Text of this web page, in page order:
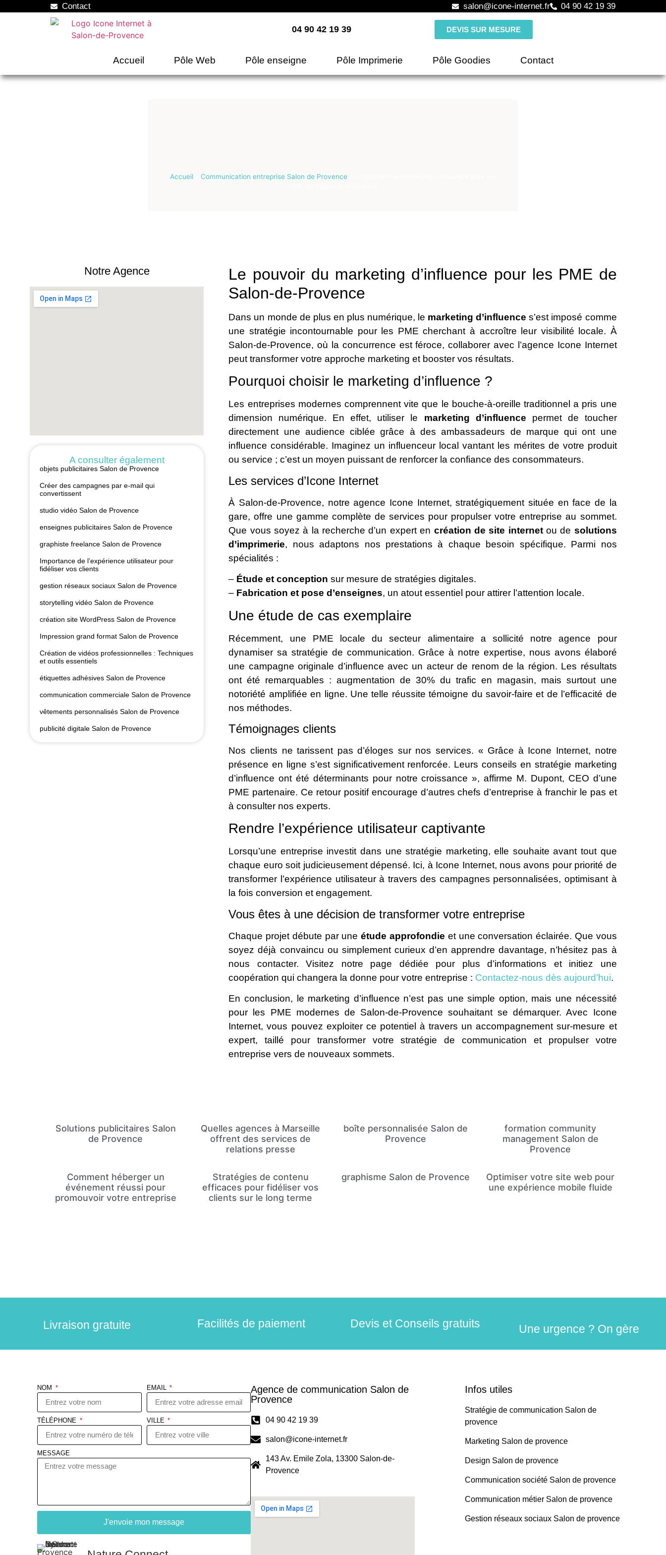
Contact salon@icone-internet.fr 04 90 42 19 39
04 90 42 19 39 DEVIS SUR MESURE
Accueil Pôle Web Pôle enseigne Pôle Imprimerie Pôle Goodies Contact
Accueil Communication entreprise Salon de Provence
Notre Agence
A consulter également
objets publicitaires Salon de Provence
Créer des campagnes par e-mail qui
convertissent
studio vidéo Salon de Provence
enseignes publicitaires Salon de Provence
graphiste freelance Salon de Provence
Importance de l’expérience utilisateur pour
fidéliser vos clients
gestion réseaux sociaux Salon de Provence
storytelling vidéo Salon de Provence
création site WordPress Salon de Provence
Impression grand format Salon de Provence
Création de vidéos professionnelles : Techniques
et outils essentiels
étiquettes adhésives Salon de Provence
communication commerciale Salon de Provence
vêtements personnalisés Salon de Provence
publicité digitale Salon de Provence
Le pouvoir du marketing d’influence pour les PME de
Salon-de-Provence
Dans un monde de plus en plus numérique, le marketing d’influence s’est imposé comme
une stratégie incontournable pour les PME cherchant à accroître leur visibilité locale. À
Salon-de-Provence, où la concurrence est féroce, collaborer avec l’agence Icone Internet
peut transformer votre approche marketing et booster vos résultats.
Pourquoi choisir le marketing d’influence ?
Les entreprises modernes comprennent vite que le bouche-à-oreille traditionnel a pris une
dimension numérique. En effet, utiliser le marketing d’influence permet de toucher
directement une audience ciblée grâce à des ambassadeurs de marque qui ont une
influence considérable. Imaginez un influenceur local vantant les mérites de votre produit
ou service ; c’est un moyen puissant de renforcer la confiance des consommateurs.
Les services d’Icone Internet
À Salon-de-Provence, notre agence Icone Internet, stratégiquement située en face de la
gare, offre une gamme complète de services pour propulser votre entreprise au sommet.
Que vous soyez à la recherche d’un expert en création de site internetou de solutions
d’imprimerie, nous adaptons nos prestations à chaque besoin spécifique. Parmi nos
spécialités :
– Étude et conception sur mesure de stratégies digitales.
– Fabrication et pose d’enseignes, un atout essentiel pour attirer l’attention locale.
Une étude de cas exemplaire
Récemment, une PME locale du secteur alimentaire a sollicité notre agence pour
dynamiser sa stratégie de communication. Grâce à notre expertise, nous avons élaboré
une campagne originale d’influence avec un acteur de renom de la région. Les résultats
ont été remarquables : augmentation de 30% du trafic en magasin, mais surtout une
notoriété amplifiée en ligne. Une telle réussite témoigne du savoir-faire et de l’efficacité de
nos méthodes.
Témoignages clients
Nos clients ne tarissent pas d’éloges sur nos services. « Grâce à Icone Internet, notre
présence en ligne s’est significativement renforcée. Leurs conseils en stratégie marketing
d’influence ont été déterminants pour notre croissance », affirme M. Dupont, CEO d’une
PME partenaire. Ce retour positif encourage d’autres chefs d’entreprise à franchir le pas et
à consulter nos experts.
Rendre l’expérience utilisateur captivante
Lorsqu’une entreprise investit dans une stratégie marketing, elle souhaite avant tout que
chaque euro soit judicieusement dépensé. Ici, à Icone Internet, nous avons pour priorité de
transformer l’expérience utilisateur à travers des campagnes personnalisées, optimisant à
la fois conversion et engagement.
Vous êtes à une décision de transformer votre entreprise
Chaque projet débute par uneétude approfondie et une conversation éclairée. Que vous
soyez déjà convaincu ou simplement curieux d’en apprendre davantage, n’hésitez pas à
nous contacter. Visitez notre page dédiée pour plus d’informations et initiez une
coopération qui changera la donne pour votre entreprise : Contactez-nous dès aujourd’hui.
En conclusion, le marketing d’influence n’est pas une simple option, mais une nécessité
pour les PME modernes de Salon-de-Provence souhaitant se démarquer. Avec Icone
Internet, vous pouvez exploiter ce potentiel à travers un accompagnement sur-mesure et
expert, taillé pour transformer votre stratégie de communication et propulser votre
entreprise vers de nouveaux sommets.
Solutions publicitaires Salon
de Provence
Quelles agences à Marseille
offrent des services de
relations presse
boîte personnalisée Salon de
Provence
formation community
management Salon de
Provence
Comment héberger un
événement réussi pour
promouvoir votre entreprise
Stratégies de contenu
efficaces pour fidéliser vos
clients sur le long terme
graphisme Salon de Provence
Optimiser votre site web pour
une expérience mobile fluide
Livraison gratuite Facilités de paiement Devis et Conseils gratuits Une urgence ? On gère
NOM EMAIL
TÉLÉPHONE VILLE
MESSAGE
J'envoie mon message
Agence de communication Salon de
Provence
04 90 42 19 39
salon@icone-internet.fr
143 Av. Emile Zola, 13300 Salon-de-
Provence
Infos utiles
Stratégie de communication Salon de
provence
Marketing Salon de provence
Design Salon de provence
Communication société Salon de provence
Communication métier Salon de provence
Gestion réseaux sociaux Salon de provence